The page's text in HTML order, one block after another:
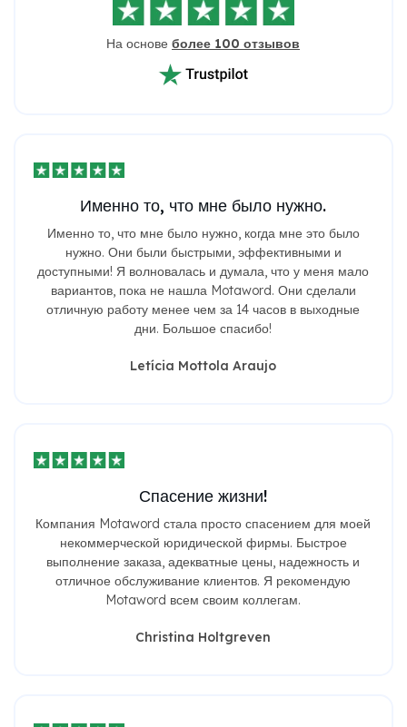
На основе более 100 отзывов
Именно то, что мне было нужно.
Именно то, что мне было нужно, когда мне это было
нужно. Они были быстрыми, эффективными и
доступными! Я волновалась и думала, что у меня мало
вариантов, пока не нашла Motaword. Они сделали
отличную работу менее чем за 14 часов в выходные
дни. Большое спасибо!
Letícia Mottola Araujo
Спасение жизни!
Компания Motaword стала просто спасением для моей
некоммерческой юридической фирмы. Быстрое
выполнение заказа, адекватные цены, надежность и
отличное обслуживание клиентов. Я рекомендую
Motaword всем своим коллегам.
Christina Holtgreven